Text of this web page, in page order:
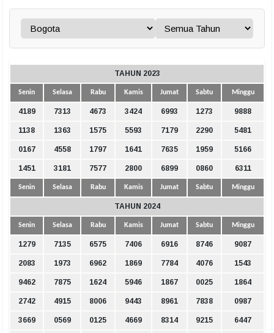
TAHUN 2023
Senin Selasa Rabu Kamis Jumat Sabtu Minggu
4189 7313 4673 3424 6993 1273 9888
1138 1363 1575 5593 7179 2290 5481
0167 4558 1797 1641 7635 1959 5166
1451 3181 7577 2800 6899 0860 6311
Senin Selasa Rabu Kamis Jumat Sabtu Minggu
TAHUN 2024
Senin Selasa Rabu Kamis Jumat Sabtu Minggu
1279 7135 6575 7406 6916 8746 9087
2083 1973 6962 1869 7784 4076 1543
9462 7875 1624 5946 1867 0025 1864
2742 4915 8006 9443 8961 7838 0987
3669 0569 0125 4669 8314 9215 6447